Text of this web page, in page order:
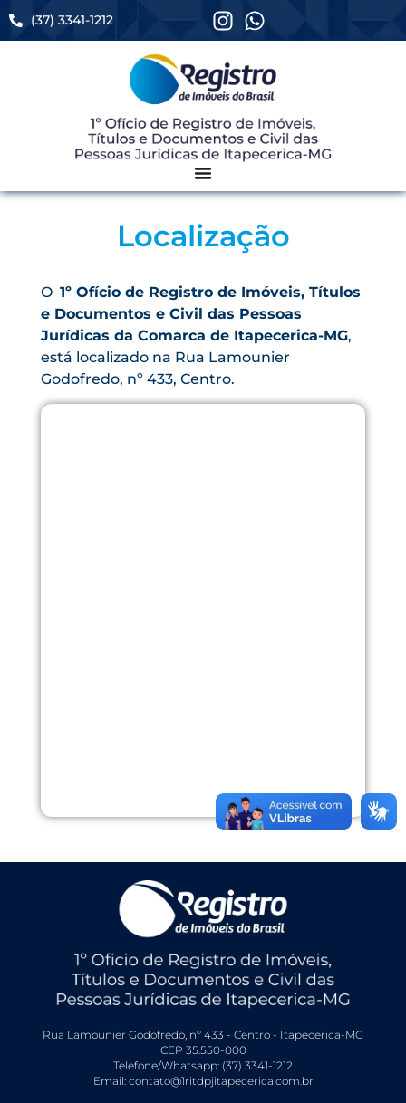
(37) 3341-1212
Localização
O 1º Ofício de Registro de Imóveis, Títulos
e Documentos e Civil das Pessoas
Jurídicas da Comarca de Itapecerica-MG,
está localizado na Rua Lamounier
Godofredo, nº 433, Centro.
Rua Lamounier Godofredo, nº 433 - Centro - Itapecerica-MG
CEP 35.550-000
Telefone/Whatsapp: (37) 3341-1212
Email: contato@1ritdpjitapecerica.com.br